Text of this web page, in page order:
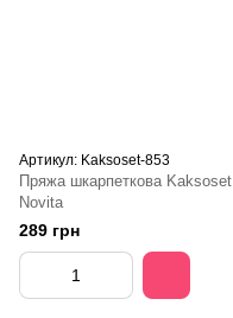
Артикул: Kaksoset-853
Пряжа шкарпеткова Kaksoset
Novita
289 грн